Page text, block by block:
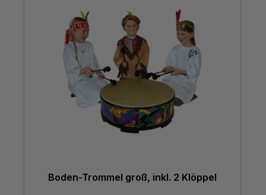
Boden-Trommel groß, inkl. 2 Klöppel